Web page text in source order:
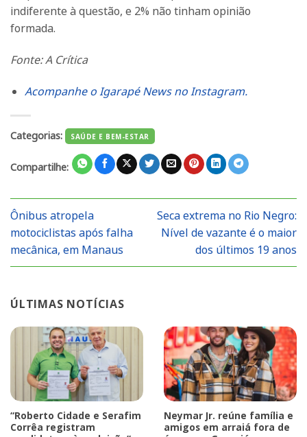
indiferente à questão, e 2% não tinham opinião
formada.
Fonte: A Crítica
Acompanhe o Igarapé News no Instagram.
Categorias: SAÚDE E BEM-ESTAR
Compartilhe:
Ônibus atropela
motociclistas após falha
mecânica, em Manaus
Seca extrema no Rio Negro:
Nível de vazante é o maior
dos últimos 19 anos
ÚLTIMAS NOTÍCIAS
“Roberto Cidade e Serafim
Corrêa registram
Neymar Jr. reúne família e
amigos em arraiá fora de